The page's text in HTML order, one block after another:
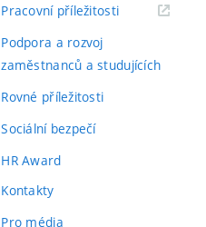
Pracovní příležitosti(externí
Podpora a rozvoj
zaměstnanců a studujících
Rovné příležitosti
Sociální bezpečí
HR Award
Kontakty
Pro média